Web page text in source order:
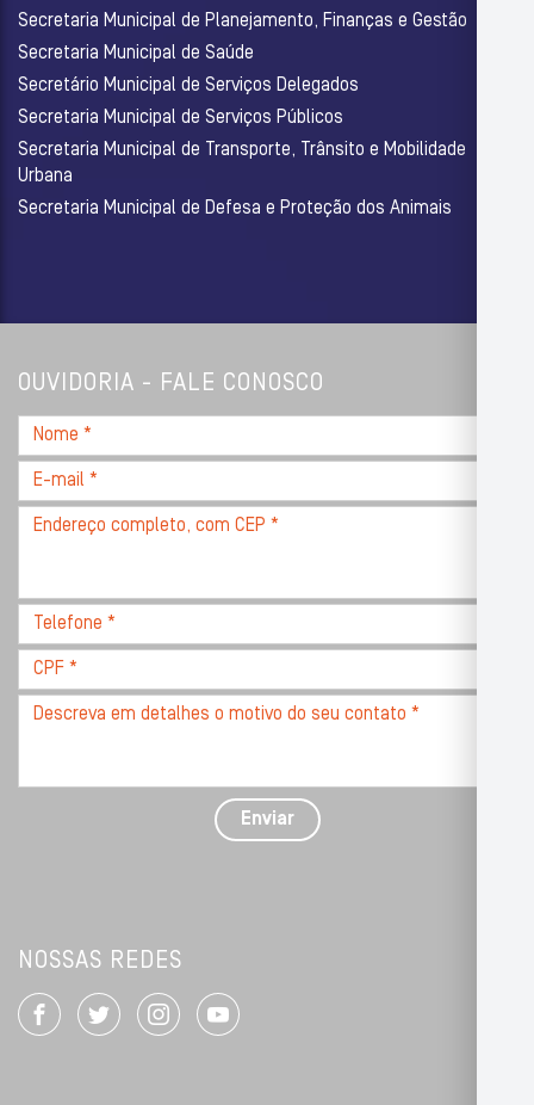
Secretaria Municipal de Planejamento, Finanças e Gestão
Secretaria Municipal de Saúde
Secretário Municipal de Serviços Delegados
Secretaria Municipal de Serviços Públicos
Secretaria Municipal de Transporte, Trânsito e Mobilidade
Urbana
Secretaria Municipal de Defesa e Proteção dos Animais
OUVIDORIA - FALE CONOSCO
Nome
*
E-
mail
Endereço
CEP
Telefone
*
CPF
*
Descreva
com
Enviar
NOSSAS REDES